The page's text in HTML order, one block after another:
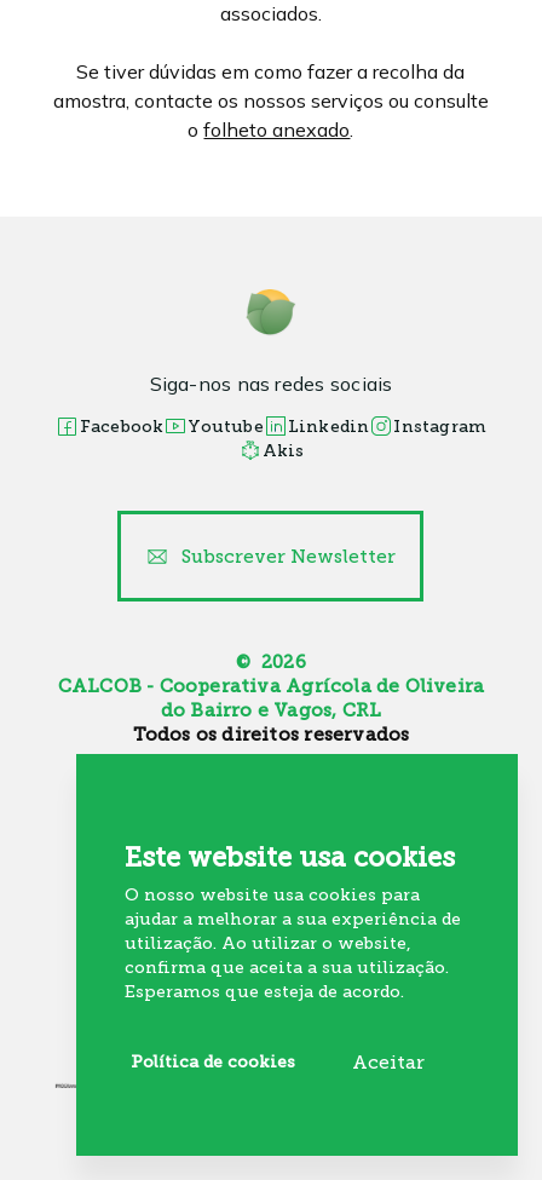
Este website usa cookies
O nosso website usa cookies para
ajudar a melhorar a sua experiência de
utilização. Ao utilizar o website,
confirma que aceita a sua utilização.
Esperamos que esteja de acordo.
Política de cookies Aceitar
associados.
Se tiver dúvidas em como fazer a recolha da
amostra, contacte os nossos serviços ou consulte
ofolheto anexado.
Siga-nos nas redes sociais
Facebook Youtube Linkedin
Instagram
Akis
© 2026
CALCOB - Cooperativa Agrícola de Oliveira
do Bairro e Vagos, CRL
Todos os direitos reservados
Resolução Alternativa de Litígios
Recrutamento
Subscrever Newsletter